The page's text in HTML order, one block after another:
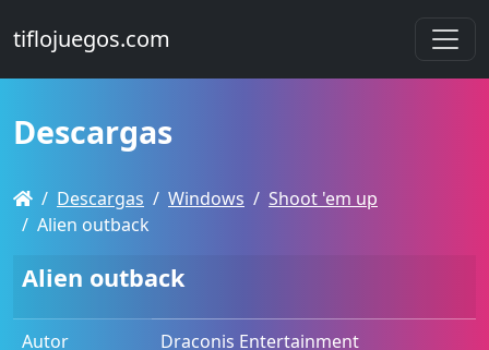
tiflojuegos.com
Descargas
Descargas Windows
Shoot 'em up
Alien outback
Alien outback
Autor
Draconis Entertainment